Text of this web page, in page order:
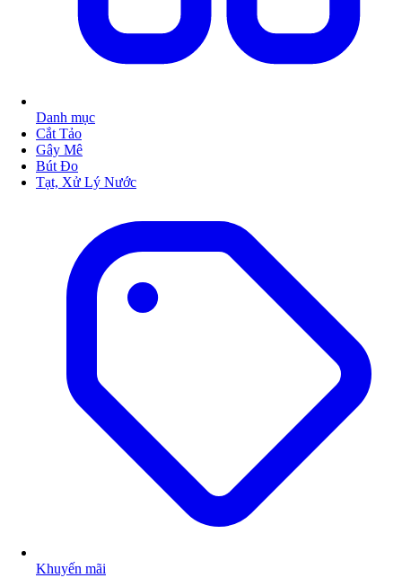
Danh mục
Cắt Tảo
Gây Mê
Bút Đo
Tạt, Xử Lý Nước
Khuyến mãi